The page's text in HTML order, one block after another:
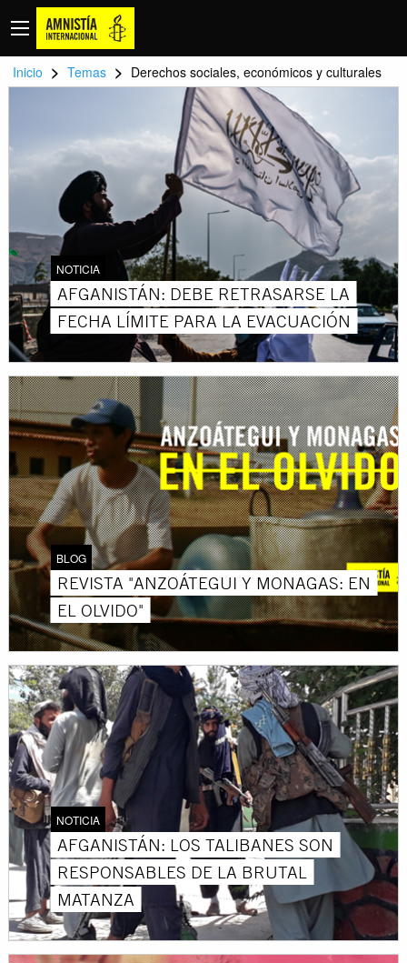
Inicio > Temas > Derechos sociales, económicos y culturales
NOTICIA
AFGANISTÁN: DEBE RETRASARSE LA
FECHA LÍMITE PARA LA EVACUACIÓN
BLOG
REVISTA "ANZOÁTEGUI Y MONAGAS: EN
EL OLVIDO"
NOTICIA
AFGANISTÁN: LOS TALIBANES SON
RESPONSABLES DE LA BRUTAL
MATANZA